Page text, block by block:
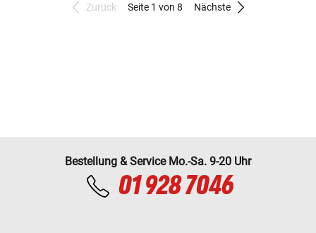
Zurück Seite 1 von 8 Nächste
Bestellung & Service Mo.-Sa. 9-20 Uhr
01 928 7046